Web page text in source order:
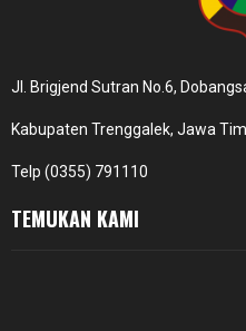
Jl. Brigjend Sutran No.6,
Kabupaten Trenggalek, Jawa
Telp (0355) 791110
TEMUKAN KAMI